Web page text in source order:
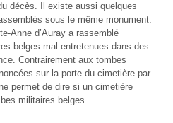
décès. Il existe aussi quelques
sous le même monument.
Anne d’Auray a rassemblé
belges mal entretenues dans des
Contrairement aux tombes
sur la porte du cimetière par
permet de dire si un cimetière
militaires belges.